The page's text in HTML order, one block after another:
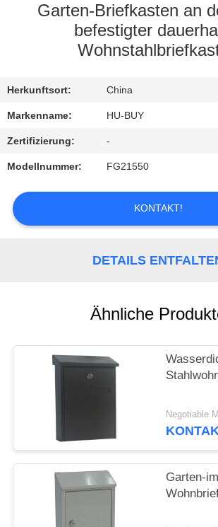
SIE
MIT
UNS
IN
VERBINDUNG
FORDERN
Garten-Briefkasten an
befestigter
Herkunftsort: China
Markenname: HU-BUY
Zertifizierung: -
Modellnummer: FG21550
KONTAKT!
DETAILS
Ähnliche
Negotiable
Garten-